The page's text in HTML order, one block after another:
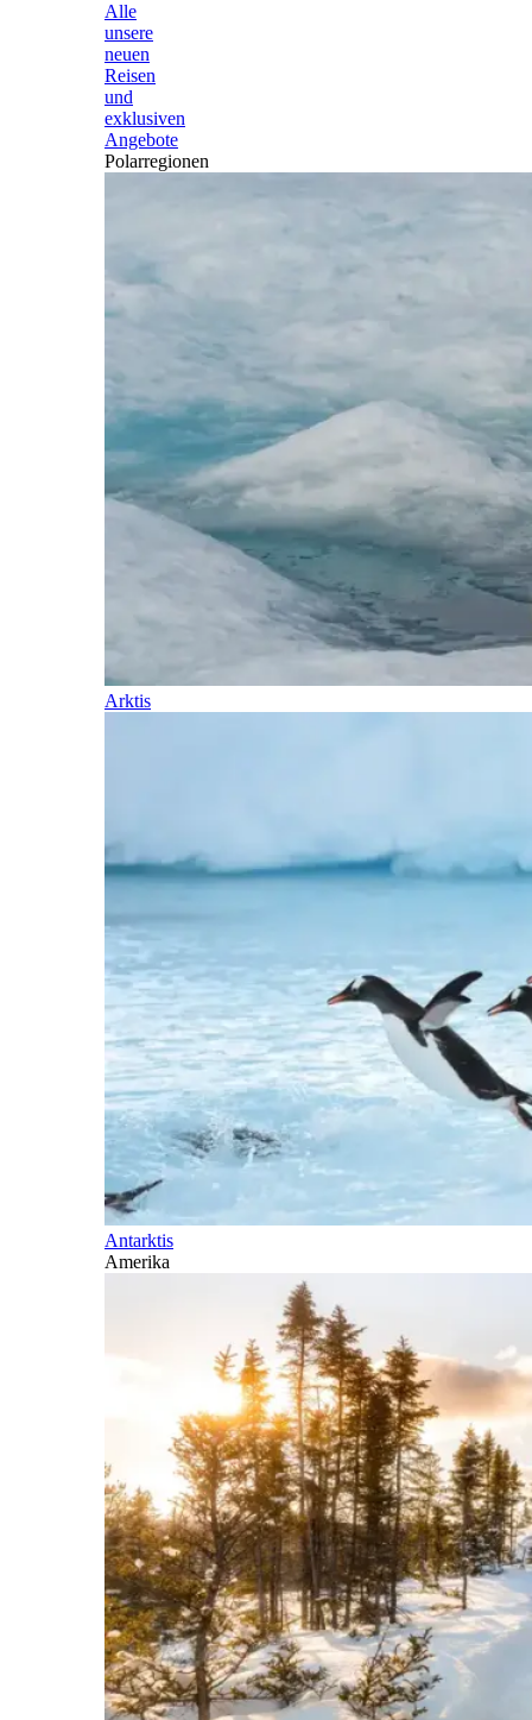
Alle
unsere
neuen
Reisen
und
exklusiven
Angebote
Polarregionen
Arktis
Antarktis
Amerika